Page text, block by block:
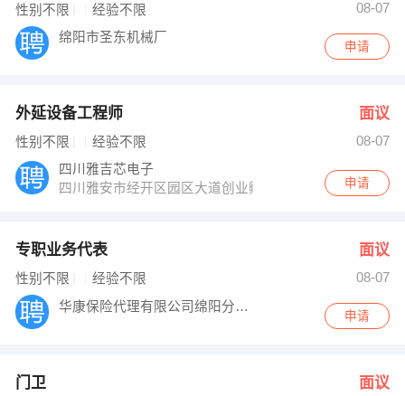
性别不限 经验不限
08-07
绵阳市圣东机械厂
申请
外延设备工程师 面议
性别不限 经验不限
08-07
四川雅吉芯电子
四川雅安市经开区园区大道创业孵化园
申请
专职业务代表 面议
性别不限 经验不限
08-07
华康保险代理有限公司绵阳分公司
申请
门卫 面议